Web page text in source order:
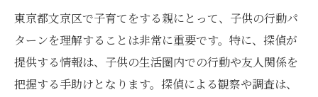
東京都文京区で子育てをする親にとって、子供の行動パ
ターンを理解することは非常に重要です。特に、探偵が
提供する情報は、子供の生活圏内での行動や友人関係を
把握する手助けとなります。探偵による観察や調査は、